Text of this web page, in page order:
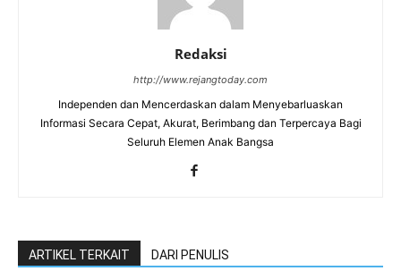
Redaksi
http://www.rejangtoday.com
Independen dan Mencerdaskan dalam Menyebarluaskan
Informasi Secara Cepat, Akurat, Berimbang dan Terpercaya Bagi
Seluruh Elemen Anak Bangsa
ARTIKEL TERKAIT DARI PENULIS